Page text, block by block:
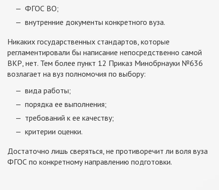
ФГОС ВО;
внутренние документы конкретного вуза.
Никаких государственных стандартов, которые
регламентировали бы написание непосредственно самой
ВКР, нет. Тем более пункт 12 Приказ Минобрнауки №636
возлагает на вуз полномочия по выбору:
вида работы;
порядка ее выполнения;
требований к ее качеству;
критерии оценки.
Достаточно лишь сверяться, не противоречит ли воля вуза
ФГОС по конкретному направлению подготовки.